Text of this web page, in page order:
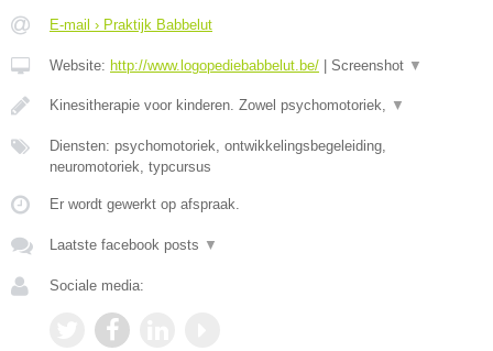
E-mail › Praktijk Babbelut
Website: http://www.logopediebabbelut.be/ Screenshot ▼
Kinesitherapie voor kinderen. Zowel psychomotoriek, ▼
Diensten: psychomotoriek, ontwikkelingsbegeleiding,
neuromotoriek, typcursus
Er wordt gewerkt op afspraak.
Laatste facebook posts ▼
Sociale media: